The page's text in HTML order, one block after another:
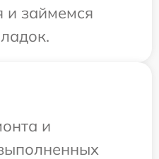
и займемся
и